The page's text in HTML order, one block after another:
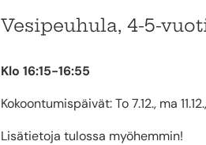
Vesipeuhula, 4-5-
Klo 16:15-16:55
Kokoontumispäivät: To 7.12., ma
Lisätietoja tulossa myöhemmin!